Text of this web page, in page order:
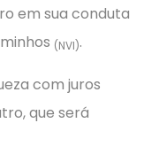
em sua conduta
(NVI).
com juros
que será